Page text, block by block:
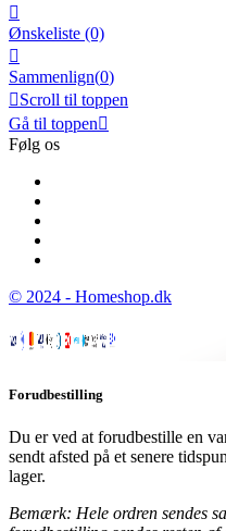

Ønskeliste (0)

Sammenlign(0)
Scroll til toppen
Gå til toppen
Følg os
© 2024 - Homeshop.dk
Forudbestilling
Du er ved at forudbestille en
sendt afsted på et senere
lager.
Bemærk: Hele ordren sendes